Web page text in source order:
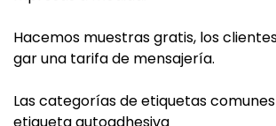
Hacemos muestras gratis, los
gar una tarifa de mensajería.
Las categorías de etiquetas comunes